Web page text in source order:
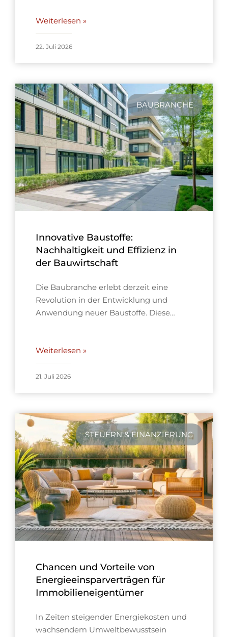
Weiterlesen »
22. Juli 2026
BAUBRANCHE
Innovative Baustoffe:
Nachhaltigkeit und Effizienz in
der Bauwirtschaft
Die Baubranche erlebt derzeit eine
Revolution in der Entwicklung und
Anwendung neuer Baustoffe. Diese…
Weiterlesen »
21. Juli 2026
STEUERN & FINANZIERUNG
Chancen und Vorteile von
Energieeinsparverträgen für
Immobilieneigentümer
In Zeiten steigender Energiekosten und
wachsendem Umweltbewusstsein